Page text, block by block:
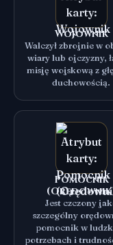
Wojownik
Walczył zbrojnie w
wiary lub ojczyzny,
misję wojskową z
duchowością.
Pomocnik
Jest czczony
szczególny
pomocnik w
potrzebach i